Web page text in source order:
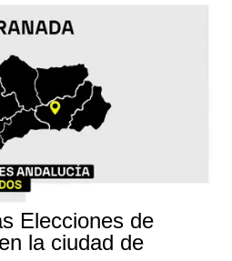
Elecciones de
la ciudad de